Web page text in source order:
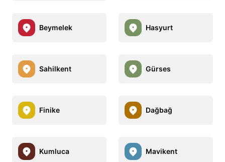
Beymelek Hasyurt
Sahilkent Gürses
Finike Dağbağ
Kumluca Mavikent